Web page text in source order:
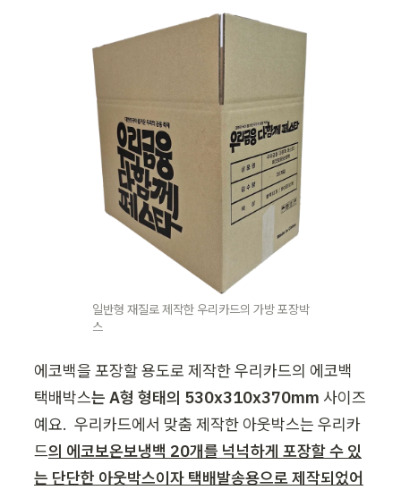
일반형 재질로 제작한 우리카드의 가방 포장박
스
에코백을 포장할 용도로 제작한 우리카드의 에코백
택배박스는 A형 형태의 530x310x370mm 사이즈
예요.  우리카드에서 맞춤 제작한 아웃박스는 우리카
드의 에코보온보냉백 20개를 넉넉하게 포장할 수 있
는 단단한 아웃박스이자 택배발송용으로 제작되었어